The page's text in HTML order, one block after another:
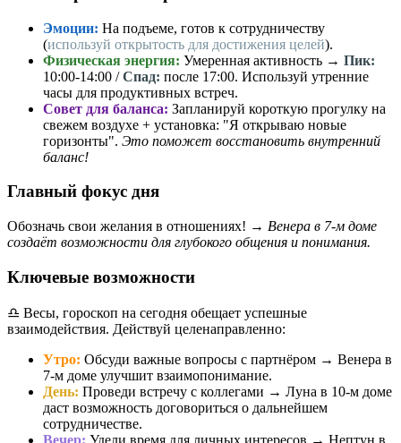
Эмоции: На подъеме, готов к сотрудничеству
(используй открытость для достижения целей).
Физическая энергия: Умеренная активность → Пик:
10:00-14:00 /Спад: после 17:00. Используй утренние
часы для продуктивных встреч.
Совет для баланса: Запланируй короткую прогулку на
свежем воздухе + установка: "Я открываю новые
горизонты". Это поможет восстановить внутренний
баланс!
Главный фокус дня
Обозначь свои желания в отношениях! → Венера в 7-м доме
создаёт возможности для глубокого общения и понимания.
Ключевые возможности
♎️ Весы, гороскоп на сегодня обещает успешные
взаимодействия. Действуй целенаправленно:
Утро: Обсуди важные вопросы с партнёром → Венера в
7-м доме улучшит взаимопонимание.
День: Проведи встречу с коллегами → Луна в 10-м доме
даст возможность договориться о дальнейшем
сотрудничестве.
Вечер: Удели время для личных интересов → Нептун в